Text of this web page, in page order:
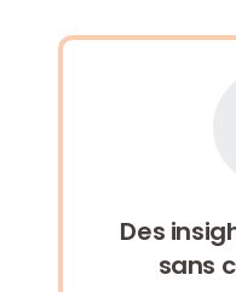
Des
sans